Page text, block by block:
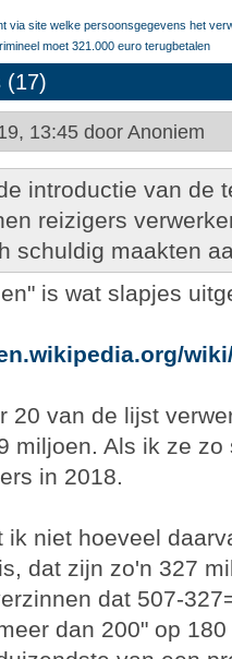
via site welke persoonsgegevens het
moet 321.000 euro terugbetalen
(17)
13:45 door Anoniem
introductie van de
reizigers
schuldig maakten
is wat slapjes
20 van de lijst
miljoen. Als ik ze
in 2018.
ik niet hoeveel
dat zijn zo'n 327
dat 507-
dan 200" op